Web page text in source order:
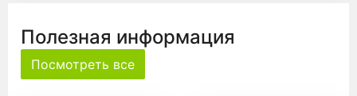
Полезная информация
Посмотреть все